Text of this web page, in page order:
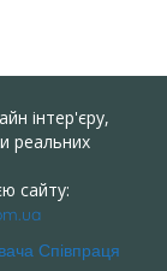
інтер'єру,
реальних
сайту:
Співпраця